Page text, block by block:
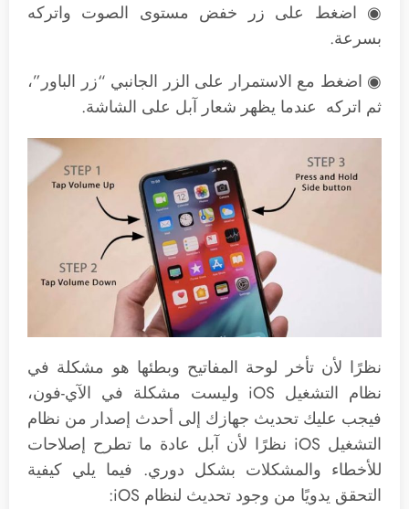
◉ اضغط على زر خفض مستوى الصوت واتركه
بسرعة.
◉ اضغط مع الاستمرار على الزر الجانبي “زر الباور”،
ثم اتركه عندما يظهر شعار آبل على الشاشة.
نظرًا لأن تأخر لوحة المفاتيح وبطئها هو مشكلة في
نظام التشغيل iOS وليست مشكلة في الآي-فون،
فيجب عليك تحديث جهازك إلى أحدث إصدار من نظام
التشغيل iOS نظرًا لأن آبل عادة ما تطرح إصلاحات
للأخطاء والمشكلات بشكل دوري. فيما يلي كيفية
التحقق يدويًا من وجود تحديث لنظام iOS: